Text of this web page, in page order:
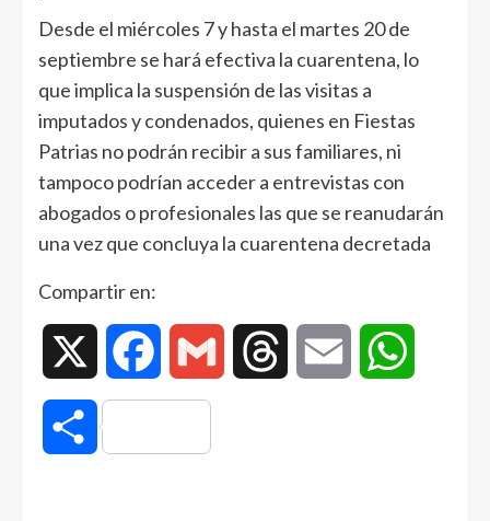
Desde el miércoles 7 y hasta el martes 20 de
septiembre se hará efectiva la cuarentena, lo
que implica la suspensión de las visitas a
imputados y condenados, quienes en Fiestas
Patrias no podrán recibir a sus familiares, ni
tampoco podrían acceder a entrevistas con
abogados o profesionales las que se reanudarán
una vez que concluya la cuarentena decretada
Compartir en:
Facebook Gmail Threads Email
Compartir